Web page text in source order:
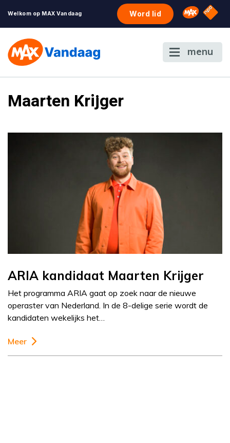
Welkom op MAX Vandaag Word lid Omroep
NPO
menu
Maarten Krijger
ARIA kandidaat Maarten Krijger
Het programma ARIA gaat op zoek naar de nieuwe
operaster van Nederland. In de 8-delige serie wordt de
kandidaten wekelijks het…
Meer